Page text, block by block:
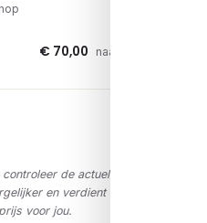
€ 70,00 naar shop →
de actuele prijs in de
en verdient via affiliate-
voor jou.